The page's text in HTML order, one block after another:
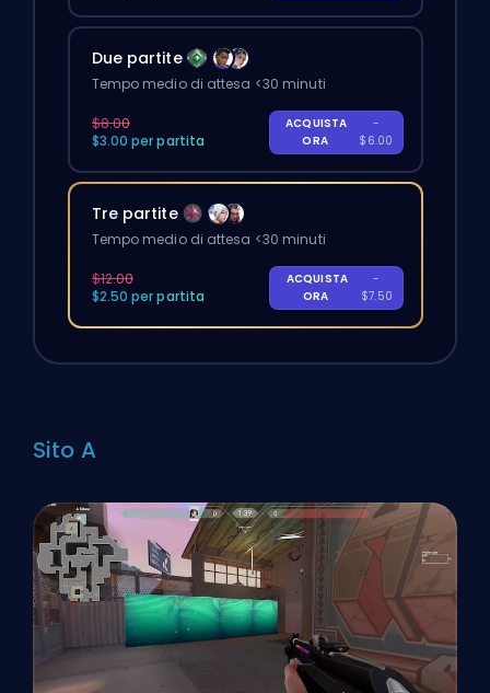
Due partite
Tempo medio di attesa <30 minuti
$8.00
$3.00 per partita
ACQUISTA
ORA
-
$6.00
Tre partite
Tempo medio di attesa <30 minuti
$12.00
$2.50 per partita
ACQUISTA
ORA
-
$7.50
Sito A